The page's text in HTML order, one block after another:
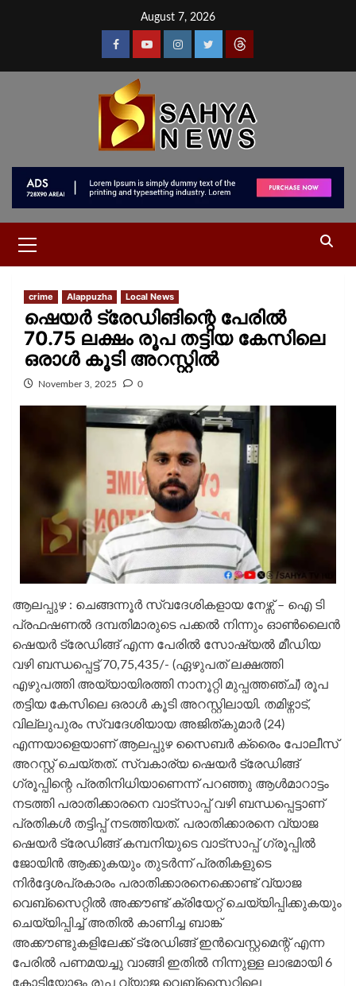
August 7, 2026
crime Alappuzha Local News
ഷെയർ ട്രേഡിങിന്റെ പേരിൽ
70.75 ലക്ഷം രൂപ തട്ടിയ കേസിലെ
ഒരാൾ കൂടി അറസ്റ്റിൽ
November 3, 2025 0
ആലപ്പുഴ : ചെങ്ങന്നൂർ സ്വദേശികളായ നേഴ്സ് – ഐ ടി
പ്രഫഷണൽ ദമ്പതിമാരുടെ പക്കൽ നിന്നും ഓൺലൈൻ
ഷെയർ ട്രേഡിങ്ങ് എന്ന പേരിൽ സോഷ്യൽ മീഡിയ
വഴി ബന്ധപ്പെട്ട് 70,75,435/- (ഏഴുപത് ലക്ഷത്തി
എഴുപത്തി അയ്യായിരത്തി നാനൂറ്റി മുപ്പത്തഞ്ച്) രൂപ
തട്ടിയ കേസിലെ ഒരാൾ കൂടി അറസ്റ്റിലായി. തമിഴ്നാട്,
വില്ലുപുരം സ്വദേശിയായ അജിത്കുമാർ (24)
എന്നയാളെയാണ് ആലപ്പുഴ സൈബർ ക്രൈം പോലീസ്
അറസ്റ്റ് ചെയ്തത്. സ്വകാര്യ ഷെയർ ട്രേഡിങ്ങ്
ഗ്രൂപ്പിന്റെ പ്രതിനിധിയാണെന്ന് പറഞ്ഞു ആൾമാറാട്ടം
നടത്തി പരാതിക്കാരനെ വാട്സാപ്പ് വഴി ബന്ധപ്പെട്ടാണ്
പ്രതികൾ തട്ടിപ്പ് നടത്തിയത്. പരാതിക്കാരനെ വ്യാജ
ഷെയർ ട്രേഡിങ്ങ് കമ്പനിയുടെ വാട്സാപ്പ് ഗ്രൂപ്പിൽ
ജോയിൻ ആക്കുകയും തുടർന്ന് പ്രതികളുടെ
നിർദ്ദേശപ്രകാരം പരാതിക്കാരനെക്കൊണ്ട് വ്യാജ
വെബ്‌സൈറ്റിൽ അക്കൗണ്ട് ക്രിയേറ്റ് ചെയ്യിപ്പിക്കുകയും
ചെയ്യിപ്പിച്ച് അതിൽ കാണിച്ച ബാങ്ക്
അക്കൗണ്ടുകളിലേക്ക് ട്രേഡിങ്ങ് ഇൻവെസ്റ്റമെന്റ് എന്ന
പേരിൽ പണമയച്ചു വാങ്ങി ഇതിൽ നിന്നുള്ള ലാഭമായി 6
കോടിയോളം രൂപ വ്യാജ വെബ്സൈറ്റിലെ